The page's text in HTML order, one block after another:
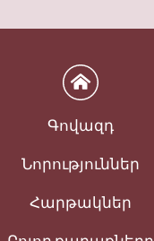
Գովազդ
Նորություններ
Հարթակներ